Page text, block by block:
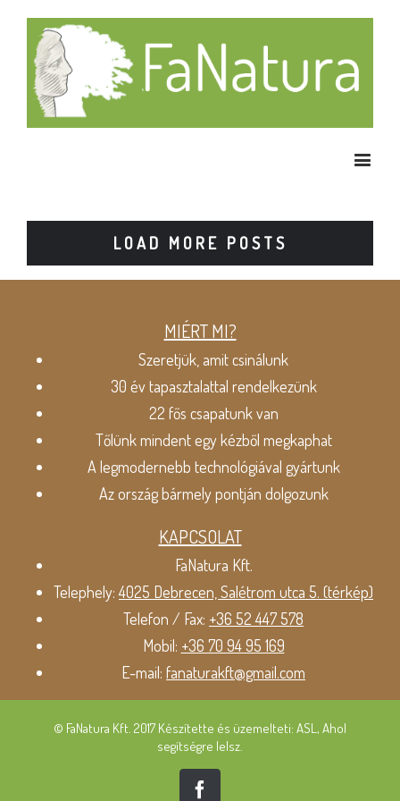
LOAD MORE POSTS
MIÉRT MI?
Szeretjük, amit csinálunk
30 év tapasztalattal rendelkezünk
22 fős csapatunk van
Tőlünk mindent egy kézből megkaphat
A legmodernebb technológiával gyártunk
Az ország bármely pontján dolgozunk
KAPCSOLAT
FaNatura Kft.
Telephely:4025 Debrecen, Salétrom utca 5. (térkép)
Telefon / Fax: +36 52 447 578
Mobil: +36 70 94 95 169
E-mail: fanaturakft@gmail.com
© FaNatura Kft. 2017 Készítette és üzemelteti: ASL, Ahol
segítségre lelsz.